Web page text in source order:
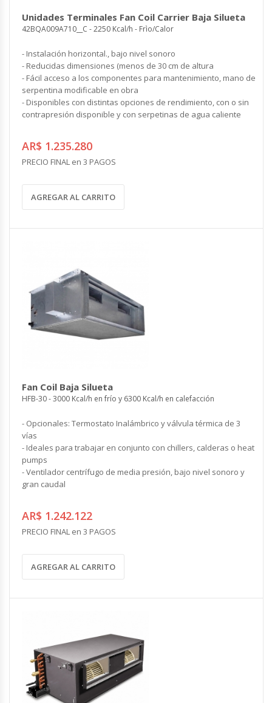
Controles y Accesorios
Rejas y Difusores
CONTROLES Y ACCESORIOS
CONDUCCIONES
CALEFACCION ELECTRICA
Calderas Eléctricas
Termotanques Eléctricos
Calefones Eléctricos
VENTILACION INDUSTRIAL
Ventiladores Axiales
Ventiladores Centrífugos
Ventiladores Especiales
Cortinas de Aire Industriales
Circuladores de Aire Industriales
COMPLEMENTOS
Filtros
Rejas y Persianas
Controles
Unidades Terminales Fan Coil Carrier Baja Silueta
42BQA009A710__C - 2250 Kcal/h - Frìo/Calor
- Instalación horizontal., bajo nivel sonoro
- Reducidas dimensiones (menos de 30 cm de altura
- Fácil acceso a los componentes para mantenimiento, mano de
serpentina modificable en obra
- Disponibles con distintas opciones de rendimiento, con o sin
contrapresión disponible y con serpetinas de agua caliente
AR$ 1.235.280
PRECIO FINAL en 3 PAGOS
AGREGAR AL CARRITO
Fan Coil Baja Silueta
HFB-30 - 3000 Kcal/h en frío y 6300 Kcal/h en calefacción
- Opcionales: Termostato Inalámbrico y válvula térmica de 3
vías
- Ideales para trabajar en conjunto con chillers, calderas o heat
pumps
- Ventilador centrífugo de media presión, bajo nivel sonoro y
gran caudal
AR$ 1.242.122
PRECIO FINAL en 3 PAGOS
AGREGAR AL CARRITO